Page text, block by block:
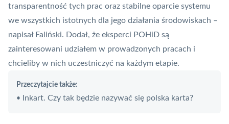
transparentność tych prac oraz stabilne oparcie systemu
we wszystkich istotnych dla jego działania środowiskach –
napisał Faliński. Dodał, że eksperci POHiD są
zainteresowani udziałem w prowadzonych pracach i
chcieliby w nich uczestniczyć na każdym etapie.
Przeczytajcie także:
•
Inkart. Czy tak będzie nazywać się polska karta?